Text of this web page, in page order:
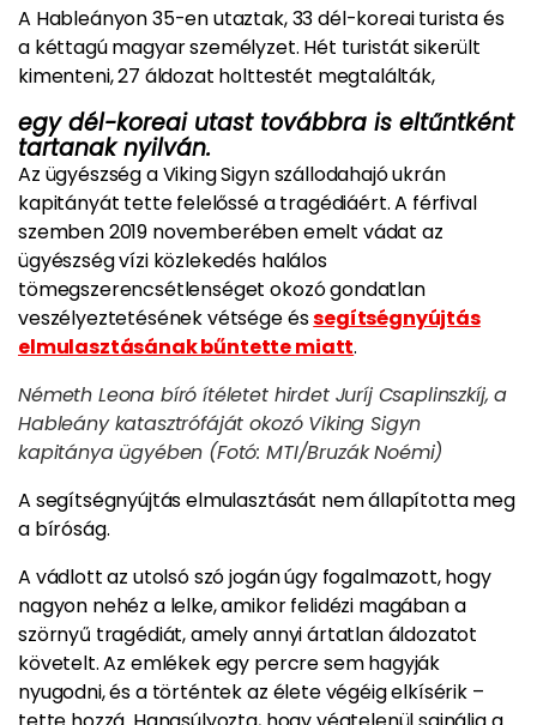
A Hableányon 35-en utaztak, 33 dél-koreai turista és
a kéttagú magyar személyzet. Hét turistát sikerült
kimenteni, 27 áldozat holttestét megtalálták,
egy dél-koreai utast továbbra is eltűntként
tartanak nyilván.
Az ügyészség a Viking Sigyn szállodahajó ukrán
kapitányát tette felelőssé a tragédiáért. A férfival
szemben 2019 novemberében emelt vádat az
ügyészség vízi közlekedés halálos
tömegszerencsétlenséget okozó gondatlan
veszélyeztetésének vétsége éssegítségnyújtás
elmulasztásának bűntette miatt.
Németh Leona bíró ítéletet hirdet Juríj Csaplinszkíj, a
Hableány katasztrófáját okozó Viking Sigyn
kapitánya ügyében (Fotó: MTI/Bruzák Noémi)
A segítségnyújtás elmulasztását nem állapította meg
a bíróság.
A vádlott az utolsó szó jogán úgy fogalmazott, hogy
nagyon nehéz a lelke, amikor felidézi magában a
szörnyű tragédiát, amely annyi ártatlan áldozatot
követelt. Az emlékek egy percre sem hagyják
nyugodni, és a történtek az élete végéig elkísérik –